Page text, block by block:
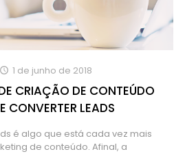
1 de junho de 2018
CRIAÇÃO DE CONTEÚDO
CONVERTER LEADS
é algo que está cada vez mais
de conteúdo. Afinal, a